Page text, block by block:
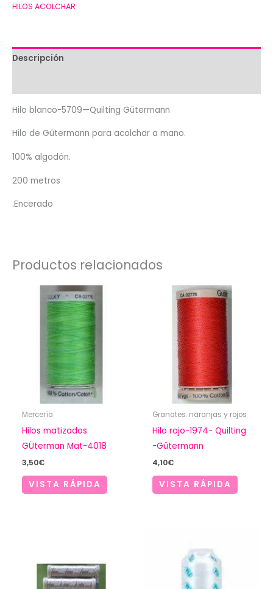
Quilting
HILOS ACOLCHAR
Descripción
Hilo blanco-5709—Quilting Gütermann
Hilo de Gútermann para acolchar a mano.
100% algodón.
200 metros
.Encerado
Productos relacionados
Mercería
Hilos matizados
GÜterman Mat-4018
3,50€
VISTA RÁPIDA
Granates. naranjas y rojos
Hilo rojo-1974- Quilting
-Gütermann
4,10€
VISTA RÁPIDA